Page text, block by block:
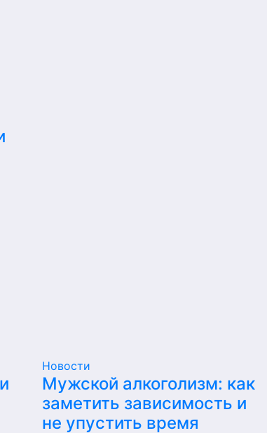
Новости
Мужской алкоголизм: как
заметить зависимость и
не упустить время